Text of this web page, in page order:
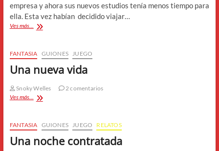
empresa y ahora sus nuevos estudios tenía menos tiempo para
ella. Esta vez habían decidido viajar…
Ves más...
Un
sueños
FANTASIA GUIONES JUEGO
Una nueva vida
Snoky Welles
2 comentarios
Ves más...
Una
FANTASIA GUIONES JUEGO RELATOS
Una noche contratada